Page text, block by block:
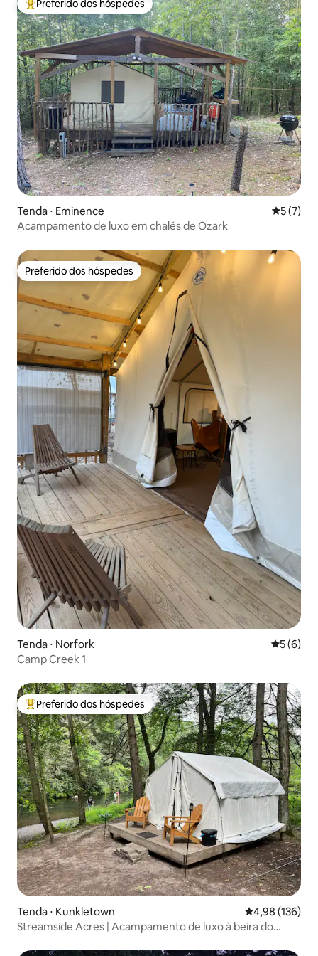
Entre os melhores preferidos dos hóspedes
Preferido dos hóspedes
Tenda ⋅ Eminence 5 de
5 (7)
Acampamento de luxo em chalés de Ozark
Preferido dos hóspedes
Preferido dos hóspedes
Tenda ⋅ Norfork 5 de
5 (6)
Camp Creek 1
Entre os melhores preferidos dos hóspedes
Preferido dos hóspedes
Tenda ⋅ Kunkletown 4,98 de uma
4,98 (136)
Streamside Acres | Acampamento de luxo à beira do